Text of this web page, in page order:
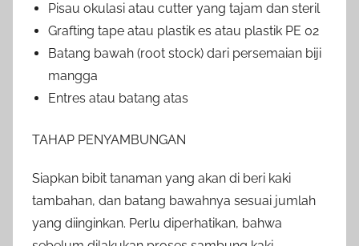
Pisau okulasi atau cutter yang tajam dan steril
Grafting tape atau plastik es atau plastik PE 02
Batang bawah (root stock) dari persemaian biji
mangga
Entres atau batang atas
TAHAP PENYAMBUNGAN
Siapkan bibit tanaman yang akan di beri kaki
tambahan, dan batang bawahnya sesuai jumlah
yang diinginkan. Perlu diperhatikan, bahwa